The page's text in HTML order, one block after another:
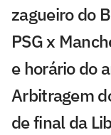
zagueiro do
PSG x
e horário do
Arbitragem
de final da